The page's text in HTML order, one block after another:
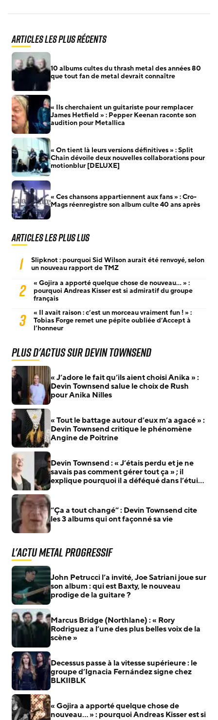
Articles les plus récents
10 albums cultes du thrash metal des années 80
que tout fan de metal devrait connaître
« Ils cherchaient un guitariste pour remplacer
James Hetfield » : Pepper Keenan raconte son
audition pour Metallica
« On tient là leurs versions définitives » : Split
Chain dévoile deux nouvelles collaborations pour
motionblur [DELUXE]
« Ces chansons appartiennent aux fans » : Cro-
Mags réenregistre son album culte 40 ans après
Articles les plus lus
1
Slipknot : pourquoi Sid Wilson aurait été renvoyé, selon
un nouveau rapport de TMZ
2
« Gojira a apporté quelque chose de nouveau… » :
pourquoi Andreas Kisser est si admiratif du groupe
français
3
« Il avait raison : c’est un morceau vraiment fun ! » :
Tobias Forge remet une pépite oubliée d’Accept à
l’honneur
Plus d'actus sur Devin Townsend
« J’adore le fait qu’ils aient choisi Anika » :
Devin Townsend salue le choix de Rush
pour Anika Nilles
« Tout le battage autour d’eux m’a agacé » :
Devin Townsend critique le phénomène
Angine de Poitrine
Devin Townsend : « J’étais perdu et je ne
savais pas comment gérer tout ça » ; il
explique pourquoi il a déféqué dans l’étui
“Ça a tout changé” : Devin Townsend cite
les 3 albums qui ont façonné sa vie
L'actu Metal Progressif
John Petrucci l’a invité, Joe Satriani joue sur
son album : qui est Baxty, le nouveau
prodige de la guitare ?
Marcus Bridge (Northlane) : « Rory
Rodriguez a l’une des plus belles voix de la
scène »
Decessus passe à la vitesse supérieure : le
groupe d’Ignacia Fernández signe chez
BLKIIBLK
« Gojira a apporté quelque chose de
nouveau… » : pourquoi Andreas Kisser est si